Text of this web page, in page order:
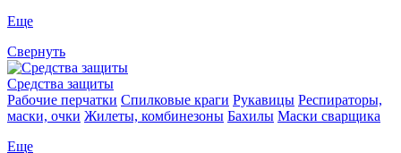
Еще
Свернуть
Средства защиты
Рабочие перчатки Спилковые краги Рукавицы Респираторы,
маски, очки Жилеты, комбинезоны Бахилы Маски сварщика
Еще